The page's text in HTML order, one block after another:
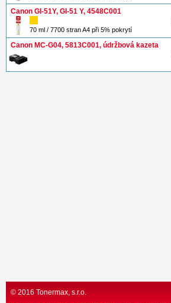
Canon GI-51Y, GI-51 Y, 4548C001
70 ml / 7700 stran A4 při 5% pokrytí
Canon MC-G04, 5813C001, údržbová kazeta
© 2016 Tonermax, s.r.o.